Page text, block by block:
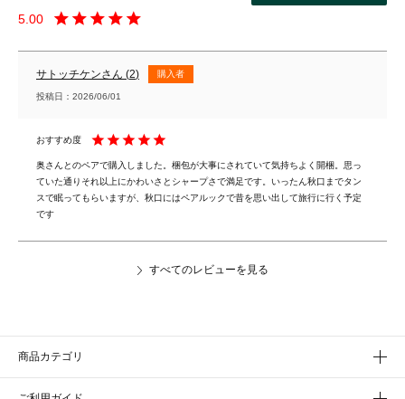
5.00
サトッチケン 2 購入者
投稿日 2026/06/01
奥さんとのペアで購入しました。梱包が大事にされていて気持ちよく開梱。思っ
ていた通りそれ以上にかわいさとシャープさで満足です。いったん秋口までタン
スで眠ってもらいますが、秋口にはペアルックで昔を思い出して旅行に行く予定
です
すべてのレビューを見る
商品カテゴリ